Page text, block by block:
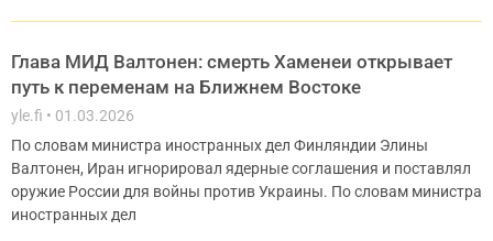
Глава МИД Валтонен: смерть Хаменеи открывает
путь к переменам на Ближнем Востоке
yle.fi
01.03.2026
По словам министра иностранных дел Финляндии Элины
Валтонен, Иран игнорировал ядерные соглашения и поставлял
оружие России для войны против Украины. По словам министра
иностранных дел